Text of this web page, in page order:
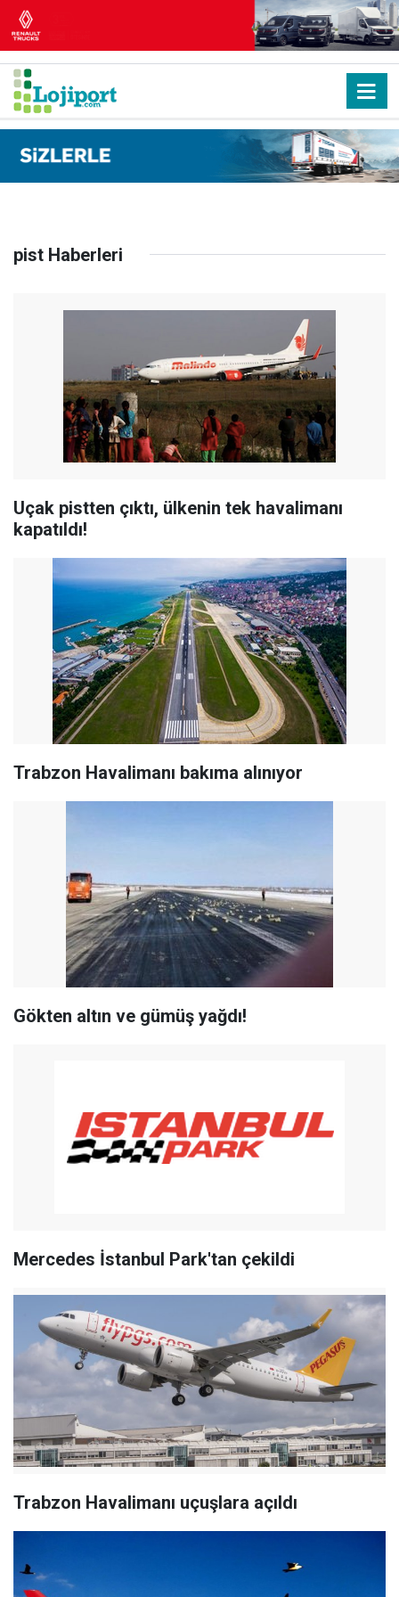
pist Haberleri
Uçak pistten çıktı, ülkenin tek havalimanı
kapatıldı!
Trabzon Havalimanı bakıma alınıyor
Gökten altın ve gümüş yağdı!
Mercedes İstanbul Park'tan çekildi
Trabzon Havalimanı uçuşlara açıldı